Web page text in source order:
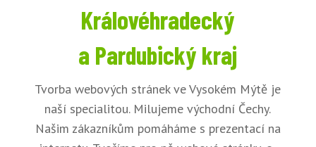
Královéhradecký
a Pardubický kraj
Tvorba webových stránek ve Vysokém Mýtě je
naší specialitou. Milujeme východní Čechy.
Našim zákazníkům pomáháme s prezentací na